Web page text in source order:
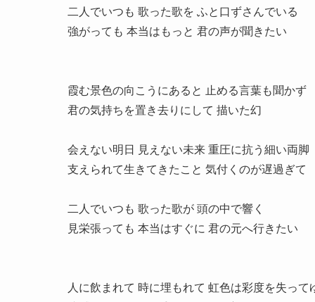
二人でいつも 歌った歌を ふと口ずさんでいる
強がっても 本当はもっと 君の声が聞きたい
霞む景色の向こうにあると 止める言葉も聞かず
君の気持ちを置き去りにして 描いた幻
会えない明日 見えない未来 重圧に抗う細い両脚
支えられて生きてきたこと 気付くのが遅過ぎて
二人でいつも 歌った歌が 頭の中で響く
見栄張っても 本当はすぐに 君の元へ行きたい
人に飲まれて 時に埋もれて 虹色は彩度を失って